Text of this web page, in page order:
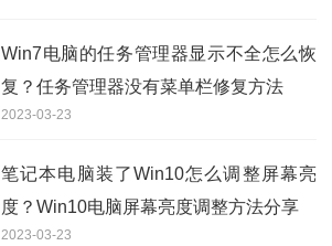
Win7电脑的任务管理器显示不全怎么恢
复？任务管理器没有菜单栏修复方法
2023-03-23
笔记本电脑装了Win10怎么调整屏幕亮
度？Win10电脑屏幕亮度调整方法分享
2023-03-23